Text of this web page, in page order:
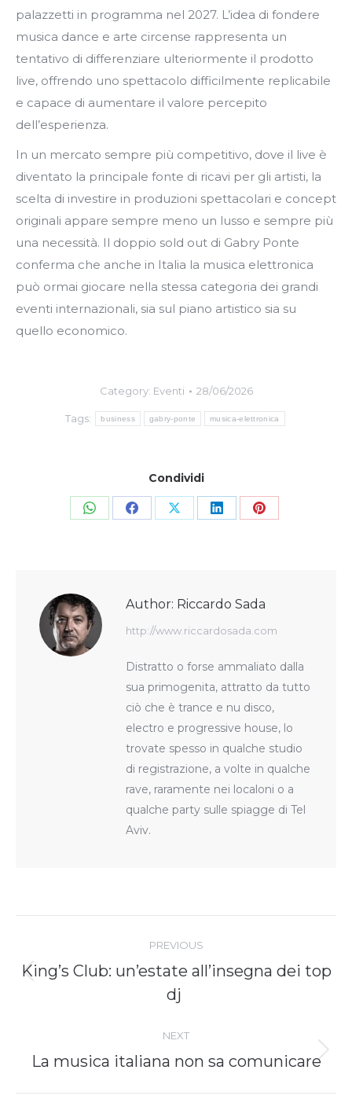
palazzetti in programma nel 2027. L’idea di fondere
musica dance e arte circense rappresenta un
tentativo di differenziare ulteriormente il prodotto
live, offrendo uno spettacolo difficilmente replicabile
e capace di aumentare il valore percepito
dell’esperienza.
In un mercato sempre più competitivo, dove il live è
diventato la principale fonte di ricavi per gli artisti, la
scelta di investire in produzioni spettacolari e concept
originali appare sempre meno un lusso e sempre più
una necessità. Il doppio sold out di Gabry Ponte
conferma che anche in Italia la musica elettronica
può ormai giocare nella stessa categoria dei grandi
eventi internazionali, sia sul piano artistico sia su
quello economico.
Category: Eventi 28/06/2026
Tags: business gabry-ponte musica-elettronica
Condividi
Share Share Share Share Share
Author: Riccardo Sada
http://www.riccardosada.com
Distratto o forse ammaliato dalla
sua primogenita, attratto da tutto
ciò che è trance e nu disco,
electro e progressive house, lo
trovate spesso in qualche studio
di registrazione, a volte in qualche
rave, raramente nei localoni o a
qualche party sulle spiagge di Tel
Aviv.
PREVIOUS
Previous
post:
King’s Club: un’estate all’insegna dei top
dj
NEXT
Next
La musica italiana non sa comunicare